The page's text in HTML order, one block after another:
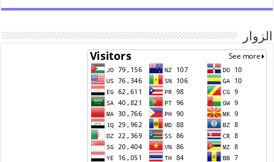
الزوار